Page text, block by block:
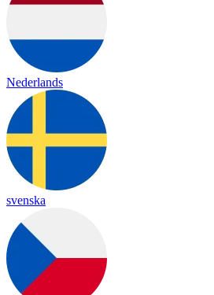
Nederlands
svenska